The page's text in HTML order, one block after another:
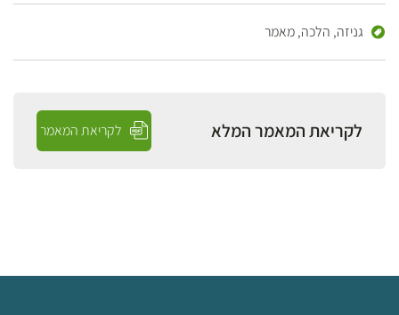
גניזה, הלכה,מאמר
לקריאת המאמר המלא לקריאת המאמר